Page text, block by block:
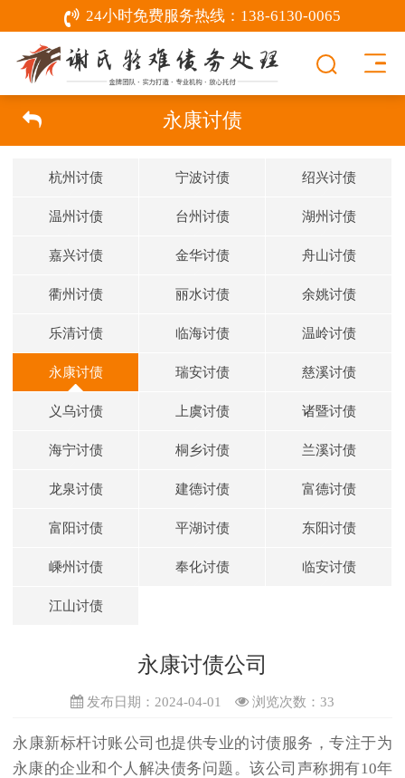
24小时免费服务热线： 138-6130-0065
永康讨债
杭州讨债 宁波讨债 绍兴讨债
温州讨债 台州讨债 湖州讨债
嘉兴讨债 金华讨债 舟山讨债
衢州讨债 丽水讨债 余姚讨债
乐清讨债 临海讨债 温岭讨债
永康讨债 瑞安讨债 慈溪讨债
义乌讨债 上虞讨债 诸暨讨债
海宁讨债 桐乡讨债 兰溪讨债
龙泉讨债 建德讨债 富德讨债
富阳讨债 平湖讨债 东阳讨债
嵊州讨债 奉化讨债 临安讨债
江山讨债
永康讨债公司
发布日期：2024-04-01 浏览次数： 33
永康新标杆讨账公司也提供专业的讨债服务，专注于为
永康的企业和个人解决债务问题。该公司声称拥有10年